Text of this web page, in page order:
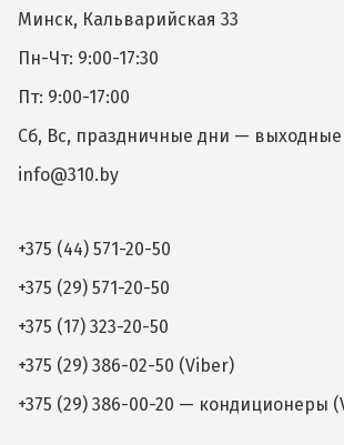
Минск, Кальварийская 33
Пн-Чт: 9:00-17:30
Пт: 9:00-17:00
Сб, Вс, праздничные дни — выходные
info@310.by
+375 (44) 571-20-50
+375 (29) 571-20-50
+375 (17) 323-20-50
+375 (29) 386-02-50 (Viber)
+375 (29) 386-00-20 — кондиционеры